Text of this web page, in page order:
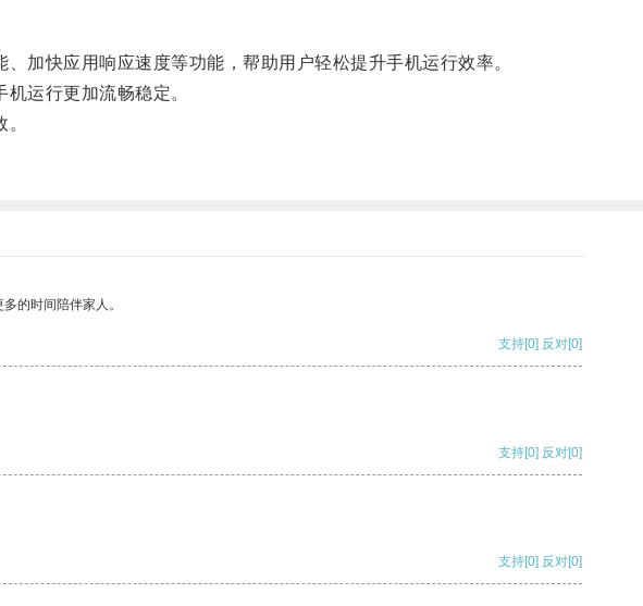
快应用响应速度等功能，帮助用户轻松提升手机运行效率。
运行更加流畅稳定。
的时间陪伴家人。
支持[0] 反对[0]
支持[0] 反对[0]
支持[0] 反对[0]